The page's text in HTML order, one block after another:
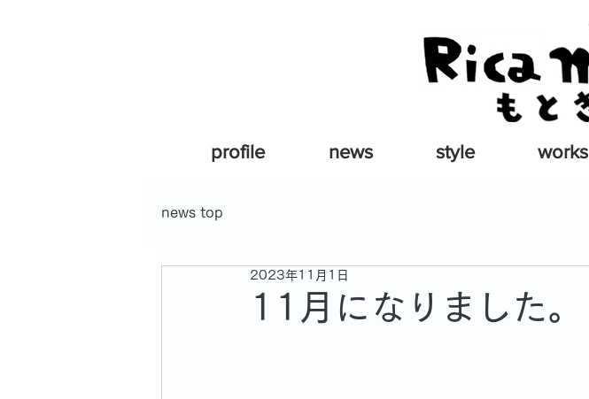
profile news style works
news top
11月になりました。
2023年11月1日